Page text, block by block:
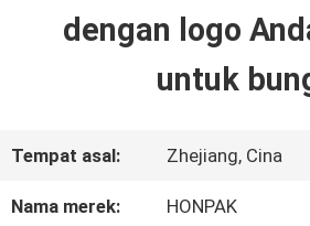
TENTANG
WISATA
dengan logo
untuk
Tempat asal: Zhejiang, Cina
Nama merek: HONPAK